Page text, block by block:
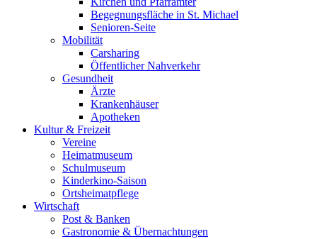
Begegnungsfläche in St. Michael
Senioren-Seite
Mobilität
Carsharing
Öffentlicher Nahverkehr
Gesundheit
Ärzte
Krankenhäuser
Apotheken
Kultur & Freizeit
Vereine
Heimatmuseum
Schulmuseum
Kinderkino-Saison
Ortsheimatpflege
Wirtschaft
Post & Banken
Gastronomie & Übernachtungen